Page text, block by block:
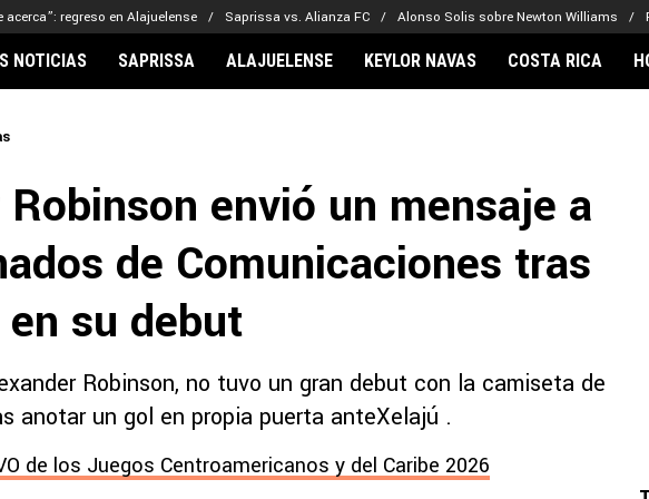
acerca”: regreso en Alajuelense Saprissa vs. Alianza FC Alonso Solis sobre Newton Williams
Kervin Arriaga
Nathaniel Méndez-Laing
Alajuelense
Comunicaciones
Real Estelí
Noticias
Real Madrid
NOTICIAS SAPRISSA ALAJUELENSE KEYLOR NAVAS COSTA RICA
envió un mensaje a
de Comunicaciones tras
su debut
Robinson, no tuvo un gran debut con la camiseta de
anotar un gol en propia puerta anteXelajú .
de los Juegos Centroamericanos y del Caribe 2026